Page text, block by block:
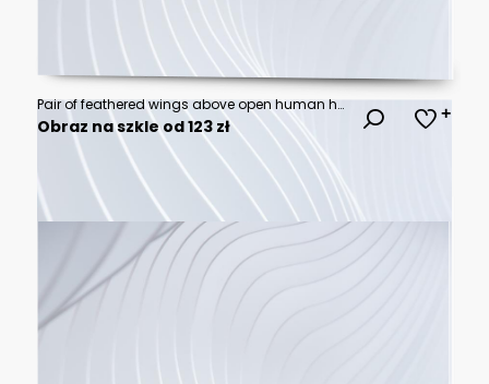
Pair of feathered wings above open human hands.
Obraz na szkle od 123 zł